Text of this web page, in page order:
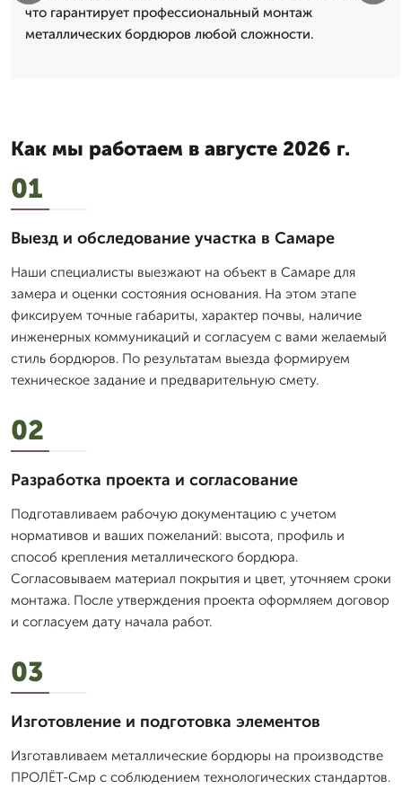
что гарантирует профессиональный монтаж
металлических бордюров любой сложности.
Как мы работаем в августе 2026 г.
01
Выезд и обследование участка в Самаре
Наши специалисты выезжают на объект в Самаре для
замера и оценки состояния основания. На этом этапе
фиксируем точные габариты, характер почвы, наличие
инженерных коммуникаций и согласуем с вами желаемый
стиль бордюров. По результатам выезда формируем
техническое задание и предварительную смету.
02
Разработка проекта и согласование
Подготавливаем рабочую документацию с учетом
нормативов и ваших пожеланий: высота, профиль и
способ крепления металлического бордюра.
Согласовываем материал покрытия и цвет, уточняем сроки
монтажа. После утверждения проекта оформляем договор
и согласуем дату начала работ.
03
Изготовление и подготовка элементов
Изготавливаем металлические бордюры на производстве
ПРОЛЁТ-Смр с соблюдением технологических стандартов.